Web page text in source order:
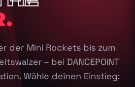
der Mini Rockets bis zum
– bei DANCEPOINT
Wähle deinen Einstieg: